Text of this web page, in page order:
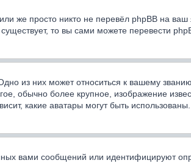
же просто никто не перевёл phpBB на
существует, то вы сами можете перевести
из них может относиться к вашему
обычно более крупное, изображение
какие аватары могут быть
вами сообщений или идентифицируют